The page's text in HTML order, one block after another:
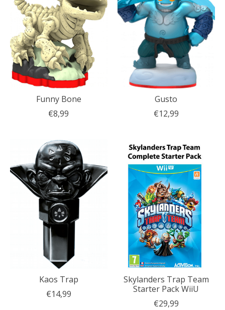
Funny Bone
€8,99
Gusto
€12,99
Kaos Trap
€14,99
Skylanders Trap Team
Starter Pack WiiU
€29,99